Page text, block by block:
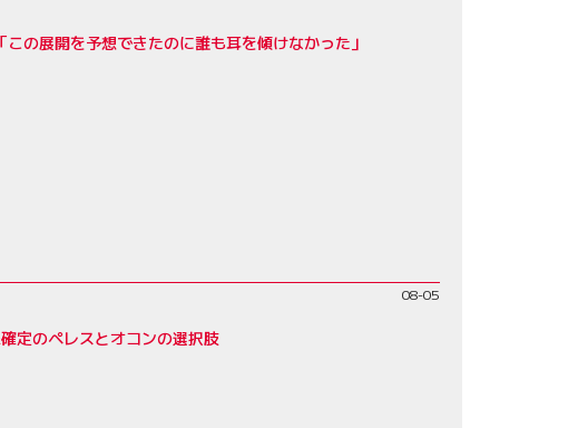
の展開を予想できたのに誰も耳を傾けなかった」
08-05
定のペレスとオコンの選択肢